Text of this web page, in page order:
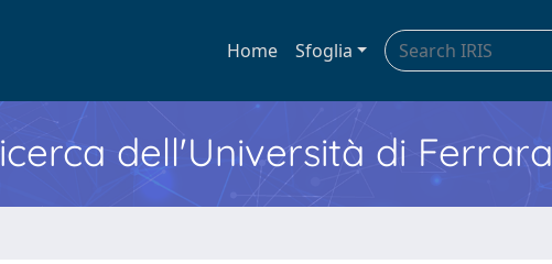
Home Sfoglia
dell'Università di Ferrara